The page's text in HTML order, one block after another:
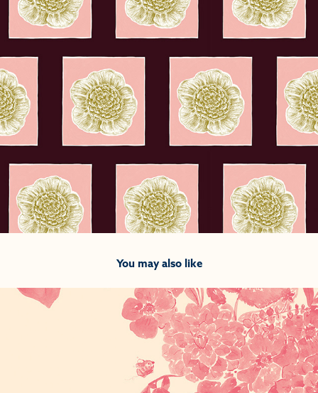
You may also like
2025
Bob 002